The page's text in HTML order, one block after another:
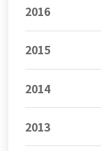
2016
2015
2014
2013